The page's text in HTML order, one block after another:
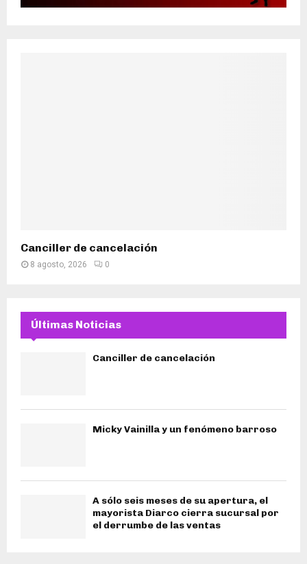
Canciller de cancelación
8 agosto, 2026 0
Últimas Noticias
Canciller de cancelación
Micky Vainilla y un fenómeno barroso
A sólo seis meses de su apertura, el
mayorista Diarco cierra sucursal por
el derrumbe de las ventas